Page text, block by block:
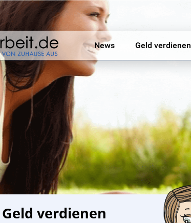
News Geld verdienen
Geld verdienen